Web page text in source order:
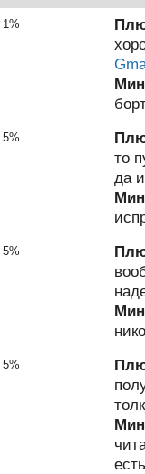
1%
5%
то
да
5%
5%